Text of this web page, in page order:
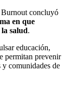
concluyó
en que
salud.
educación,
permitan prevenir
y comunidades de